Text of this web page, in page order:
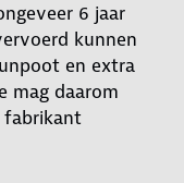
6 jaar
kunnen
en extra
mag daarom
fabrikant